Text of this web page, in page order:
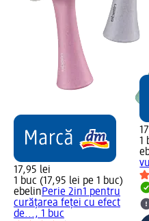
17,95 lei
1 buc (17,95 lei pe 1 buc)
ebelinPerie 2in1 pentru
curățarea feței cu efect
de..., 1 buc
1